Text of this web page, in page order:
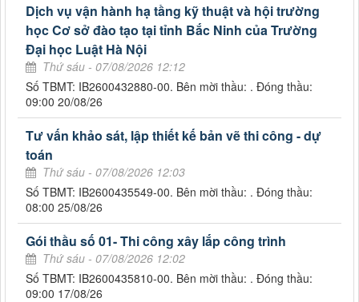
Dịch vụ vận hành hạ tầng kỹ thuật và hội trường
học Cơ sở đào tạo tại tỉnh Bắc Ninh của Trường
Đại học Luật Hà Nội
Thứ sáu - 07/08/2026 12:12
Số TBMT: IB2600432880-00. Bên mời thầu: . Đóng thầu:
09:00 20/08/26
Tư vấn khảo sát, lập thiết kế bản vẽ thi công - dự
toán
Thứ sáu - 07/08/2026 12:03
Số TBMT: IB2600435549-00. Bên mời thầu: . Đóng thầu:
08:00 25/08/26
Gói thầu số 01- Thi công xây lắp công trình
Thứ sáu - 07/08/2026 12:02
Số TBMT: IB2600435810-00. Bên mời thầu: . Đóng thầu:
09:00 17/08/26